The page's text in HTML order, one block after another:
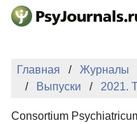
Перейти к основному
Главная Журналы
Выпуски
2021.
Consortium